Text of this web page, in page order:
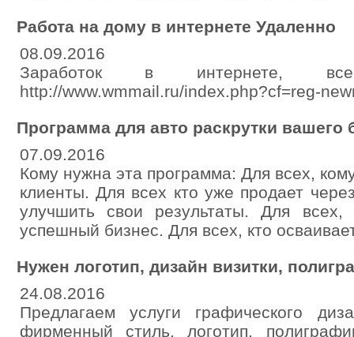
Работа на дому в интернете Удаленно
08.09.2016
Заработок в интернете,
http://www.wmmail.ru/index.php?cf=reg-
Программа для авто раскрутки вашего
07.09.2016
Кому нужна эта программа: Для всех,
клиенты. Для всех кто уже продает
улучшить свои результаты. Для
успешный бизнес. Для всех, кто
Нужен логотип, дизайн визитки,
24.08.2016
Предлагаем услуги графического
фирменный стиль, логотип,